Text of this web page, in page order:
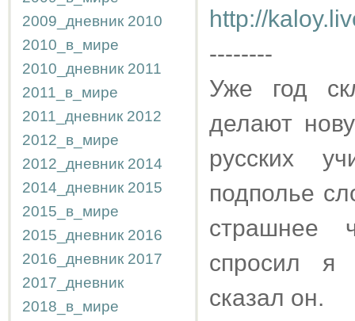
2009_дневник 2010
2010_в_мире
2010_дневник 2011
2011_в_мире
2011_дневник 2012
2012_в_мире
2012_дневник 2014
2014_дневник 2015
2015_в_мире
2015_дневник 2016
2016_дневник 2017
2017_дневник
2018_в_мире
http://
--------
Уже год
делают
русских
подполье
страшнее
спросил я
сказал он.